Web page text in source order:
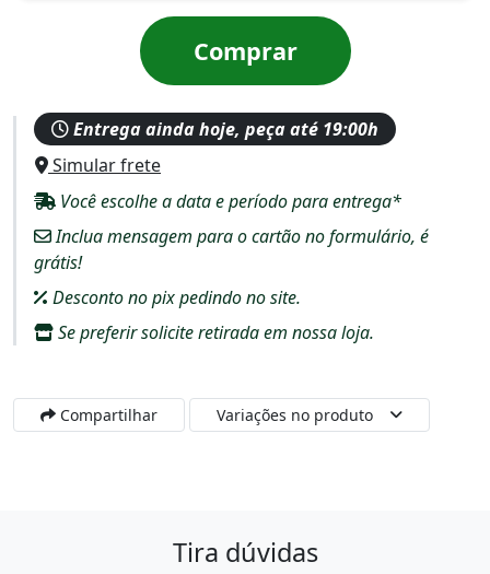
Comprar
Entrega ainda hoje, peça até 19:00h
Simular frete
Você escolhe a data e período para entrega*
Inclua mensagem para o cartão no formulário, é
grátis!
Desconto no pix pedindo no site.
Se preferir solicite retirada em nossa loja.
Compartilhar Variações no produto
Tira dúvidas